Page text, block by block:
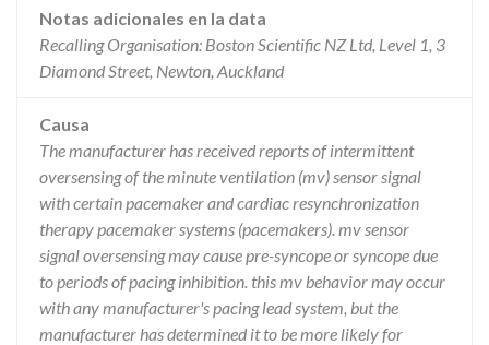
Notas adicionales en la data
Recalling Organisation: Boston Scientific NZ Ltd, Level 1, 3
Diamond Street, Newton, Auckland
Causa
The manufacturer has received reports of intermittent
oversensing of the minute ventilation (mv) sensor signal
with certain pacemaker and cardiac resynchronization
therapy pacemaker systems (pacemakers). mv sensor
signal oversensing may cause pre-syncope or syncope due
to periods of pacing inhibition. this mv behavior may occur
with any manufacturer's pacing lead system, but the
manufacturer has determined it to be more likely for